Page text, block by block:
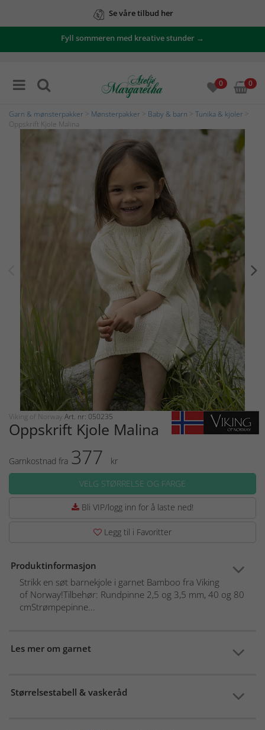
Se våre tilbud her
Fyll sommeren med kreative stunder →
0 0
Garn & mønsterpakker Mønsterpakker Baby & barn Tunika & kjoler
Oppskrift Kjole Malina
Viking of Norway Art. nr: 050235
Oppskrift Kjole Malina
Garnkostnad fra 377
kr
VELG STØRRELSE OG FARGE
Bli VIP/logg inn for å laste ned!
Legg til i Favoritter
Produktinformasjon
Strikk en søt barnekjole i garnet Bamboo fra Viking
of Norway!Tilbehør: Rundpinne 2,5 og 3,5 mm, 40 og 80
cmStrømpepinne...
Les mer om garnet
Størrelsestabell & vaskeråd